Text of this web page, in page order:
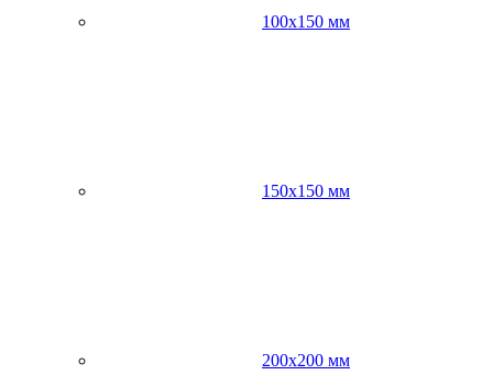
100х150 мм
150х150 мм
200х200 мм